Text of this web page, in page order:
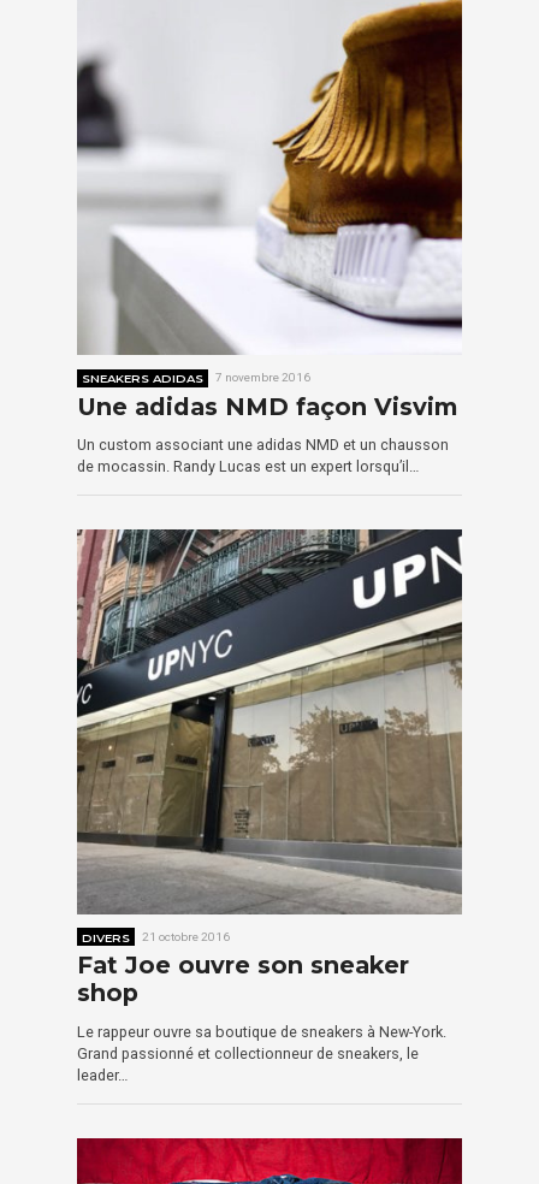
SNEAKERS ADIDAS 7 novembre 2016
Une adidas NMD façon Visvim
Un custom associant une adidas NMD et un chausson
de mocassin. Randy Lucas est un expert lorsqu’il…
DIVERS 21 octobre 2016
Fat Joe ouvre son sneaker
shop
Le rappeur ouvre sa boutique de sneakers à New-York.
Grand passionné et collectionneur de sneakers, le
leader…